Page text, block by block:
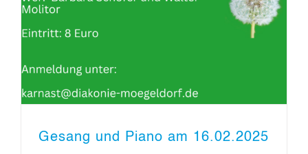
Gesang und Piano am 16.02.2025